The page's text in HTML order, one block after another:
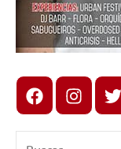
FacebookInstagram
X